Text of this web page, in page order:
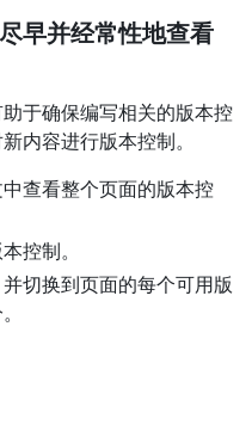
早并经常性地查看
于确保编写相关的版本控
内容进行版本控制。
查看整个页面的版本控
控制。
切换到页面的每个可用版